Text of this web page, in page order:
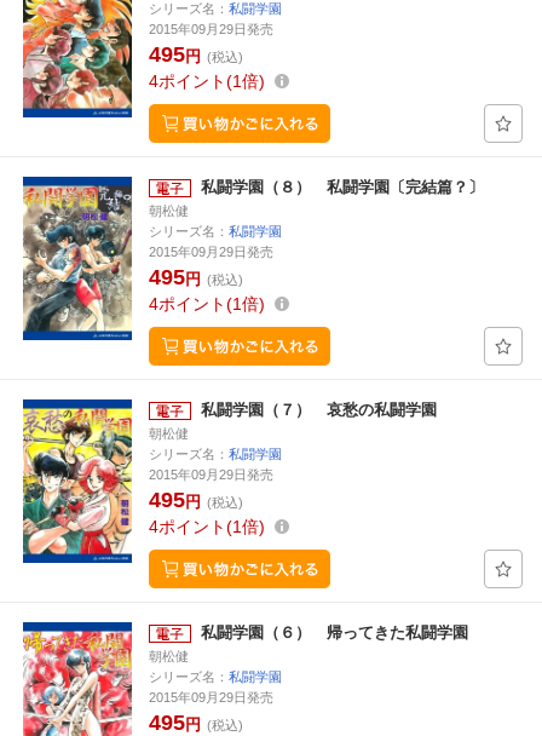
シリーズ名： 私闘学園
2015年09月29日発売
495円 (税込)
4ポイント 1倍
私闘学園（８） 私闘学園〔完結篇？〕
朝松健
シリーズ名： 私闘学園
2015年09月29日発売
495円 (税込)
4ポイント 1倍
私闘学園（７） 哀愁の私闘学園
朝松健
シリーズ名： 私闘学園
2015年09月29日発売
495円 (税込)
4ポイント 1倍
私闘学園（６） 帰ってきた私闘学園
朝松健
シリーズ名： 私闘学園
2015年09月29日発売
495円 (税込)